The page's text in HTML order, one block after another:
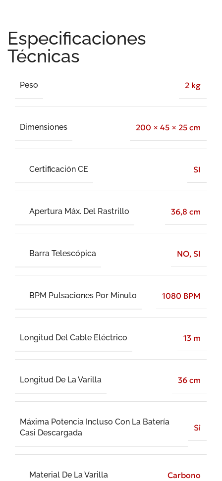
Especificaciones
Técnicas
Peso 2 kg
Dimensiones 200 × 45 × 25 cm
Certificación CE SI
Apertura Máx. Del Rastrillo 36,8 cm
Barra Telescópica NO, SI
BPM Pulsaciones Por Minuto 1080 BPM
Longitud Del Cable Eléctrico 13 m
Longitud De La Varilla 36 cm
Máxima Potencia Incluso Con La Batería
Casi Descargada
Si
Material De La Varilla Carbono